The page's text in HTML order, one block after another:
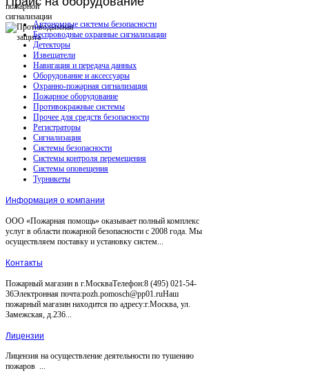
Автономные системы безопасности
Беспроводные охранные сигнализации
Детекторы
Извещатели
Навигация и передача данных
Оборудование и аксессуары
Охранно-пожарная сигнализация
Пожарное оборудование
Противокражные системы
Прочее для средств безопасности
Регистраторы
Сигнализация
Системы безопасности
Системы контроля перемещения
Системы оповещения
Турникеты
Информация о компании
ООО «Пожарная помощь» оказывает полный комплекс
услуг в области пожарной безопасности с 2008 года. Мы
осуществляем поставку и установку систем...
Контакты
Пожарный магазин в г.МоскваТелефон:8 (495) 021-54-
36Электронная почта:pozh.pomosch@pp01.ruНаш
пожарный магазин находится по адресу:г.Москва, ул.
Замежская, д.236...
Лицензии
Лицензия на осуществление деятельности по тушению
пожаров ...